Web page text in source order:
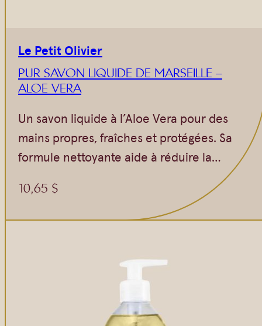
Le Petit Olivier
PUR SAVON LIQUIDE DE MARSEILLE –
ALOE VERA
Un savon liquide à l’Aloe Vera pour des
mains propres, fraîches et protégées. Sa
formule nettoyante aide à réduire la…
10,65 $